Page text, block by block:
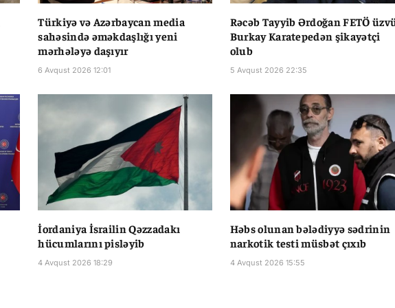
Türkiyə və Azərbaycan media
sahəsində əməkdaşlığı yeni
mərhələyə daşıyır
6 Avqust 2026 12:01
Rəcəb Tayyib Ərdoğan FETÖ
Burkay Karatepedən şikayətçi
olub
5 Avqust 2026 22:35
İordaniya İsrailin Qəzzadakı
hücumlarını pisləyib
4 Avqust 2026 18:29
Həbs olunan bələdiyyə sədrinin
narkotik testi müsbət çıxıb
4 Avqust 2026 15:55